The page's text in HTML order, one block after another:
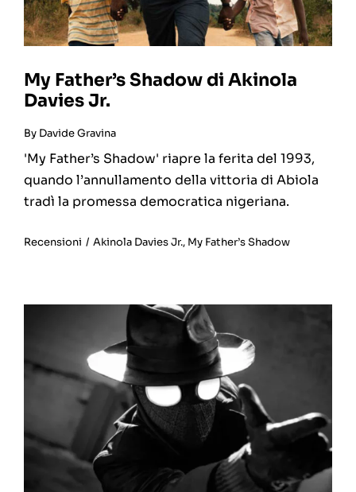
My Father’s Shadow di Akinola
Davies Jr.
By Davide Gravina
'My Father’s Shadow' riapre la ferita del 1993,
quando l’annullamento della vittoria di Abiola
tradì la promessa democratica nigeriana.
Recensioni / Akinola Davies Jr., My Father’s Shadow